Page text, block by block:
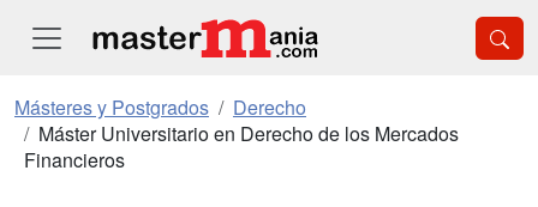
Másteres y Postgrados
Derecho
Máster Universitario en Derecho de los Mercados
Financieros